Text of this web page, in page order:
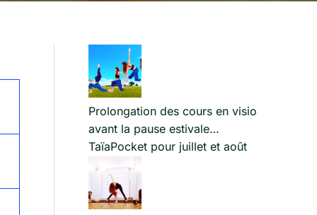
Prolongation des cours en visio
avant la pause estivale…
TaïaPocket pour juillet et août